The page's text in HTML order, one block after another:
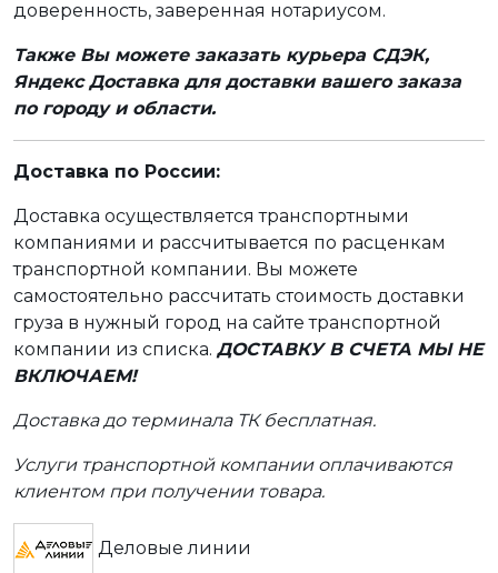
доверенность, заверенная нотариусом.
Также Вы можете заказать курьера СДЭК,
Яндекс Доставка для доставки вашего заказа
по городу и области.
Доставка по России:
Доставка осуществляется транспортными
компаниями и рассчитывается по расценкам
транспортной компании. Вы можете
самостоятельно рассчитать стоимость доставки
груза в нужный город на сайте транспортной
компании из списка. ДОСТАВКУ В СЧЕТА МЫ НЕ
ВКЛЮЧАЕМ!
Доставка до терминала ТК бесплатная.
Услуги транспортной компании оплачиваются
клиентом при получении товара.
Деловые линии